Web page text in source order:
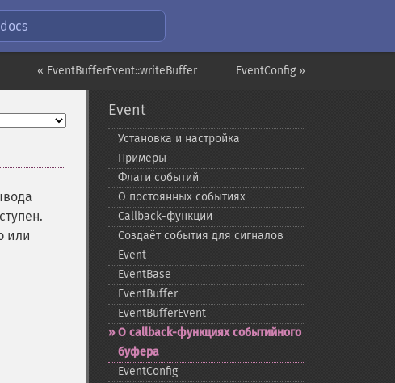
EventConfig »
« EventBufferEvent::writeBuffer
или
Event
Установка и настройка
Примеры
Флаги событий
О постоянных событиях
Callback-​функции
Создаёт события для сигналов
Event
EventBase
EventBuffer
EventBufferEvent
О callback-​функциях событийного
буфера
EventConfig